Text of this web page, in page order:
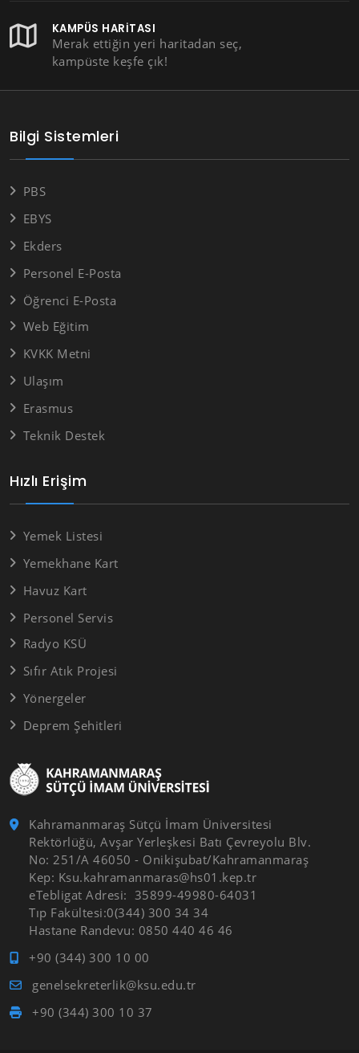
KAMPÜS HARITASI
Merak ettiğin yeri haritadan seç,
kampüste keşfe çık!
Kahramanmaraş Sütçü İmam Üniversitesi
Rektörlüğü, Avşar Yerleşkesi Batı Çevreyolu Blv.
No: 251/A 46050 - Onikişubat/Kahramanmaraş
Kep: Ksu.kahramanmaras@hs01.kep.tr
eTebligat Adresi: 35899-49980-64031
Tıp Fakültesi:0(344) 300 34 34
Hastane Randevu: 0850 440 46 46
+90 (344) 300 10 00
genelsekreterlik@ksu.edu.tr
+90 (344) 300 10 37
Hızlı Erişim
Yemek Listesi
Yemekhane Kart
Havuz Kart
Personel Servis
Radyo KSÜ
Sıfır Atık Projesi
Yönergeler
Deprem Şehitleri
Bilgi Sistemleri
PBS
EBYS
Ekders
Personel E-Posta
Öğrenci E-Posta
Web Eğitim
KVKK Metni
Ulaşım
Erasmus
Teknik Destek